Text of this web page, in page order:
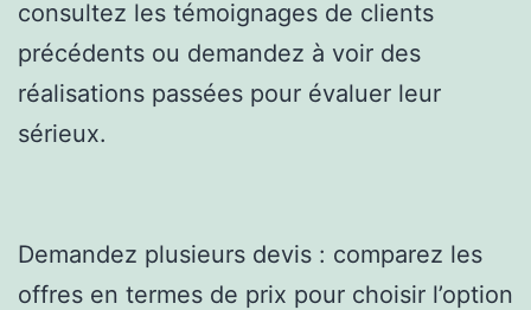
consultez les témoignages de clients
précédents ou demandez à voir des
réalisations passées pour évaluer leur
sérieux.
Demandez plusieurs devis : comparez les
offres en termes de prix pour choisir l’option